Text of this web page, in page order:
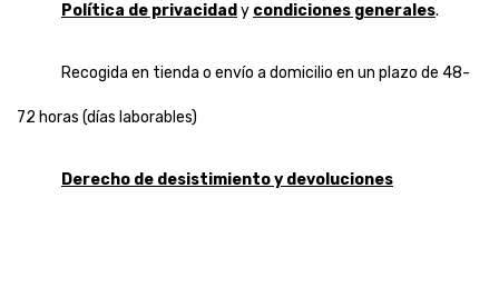
Política de privacidad y condiciones generales.
Recogida en tienda o envío a domicilio en un plazo de 48-
72 horas (días laborables)
Derecho de desistimiento y devoluciones